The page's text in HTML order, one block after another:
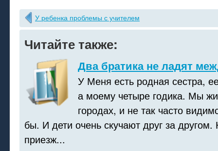
У ребенка проблемы с учителем
Читайте также:
Два братика не ладят
У Меня есть родная сестра,
а моему четыре годика. Мы
городах, и не так часто
бы. И дети очень скучают друг за
приезж...